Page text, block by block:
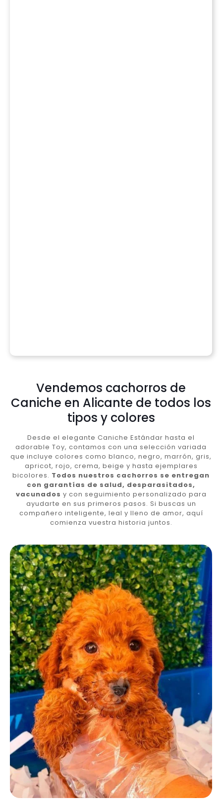
Vendemos cachorros de
Caniche en Alicante de todos los
tipos y colores
Desde el elegante Caniche Estándar hasta el
adorable Toy, contamos con una selección variada
que incluye colores como blanco, negro, marrón, gris,
apricot, rojo, crema, beige y hasta ejemplares
bicolores. Todos nuestros cachorros se entregan
con garantías de salud, desparasitados,
vacunados y con seguimiento personalizado para
ayudarte en sus primeros pasos. Si buscas un
compañero inteligente, leal y lleno de amor, aquí
comienza vuestra historia juntos.